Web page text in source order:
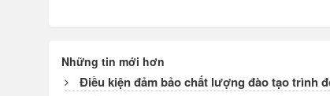
Những tin mới hơn
Điều kiện đảm bảo chất lượng đào tạo trình